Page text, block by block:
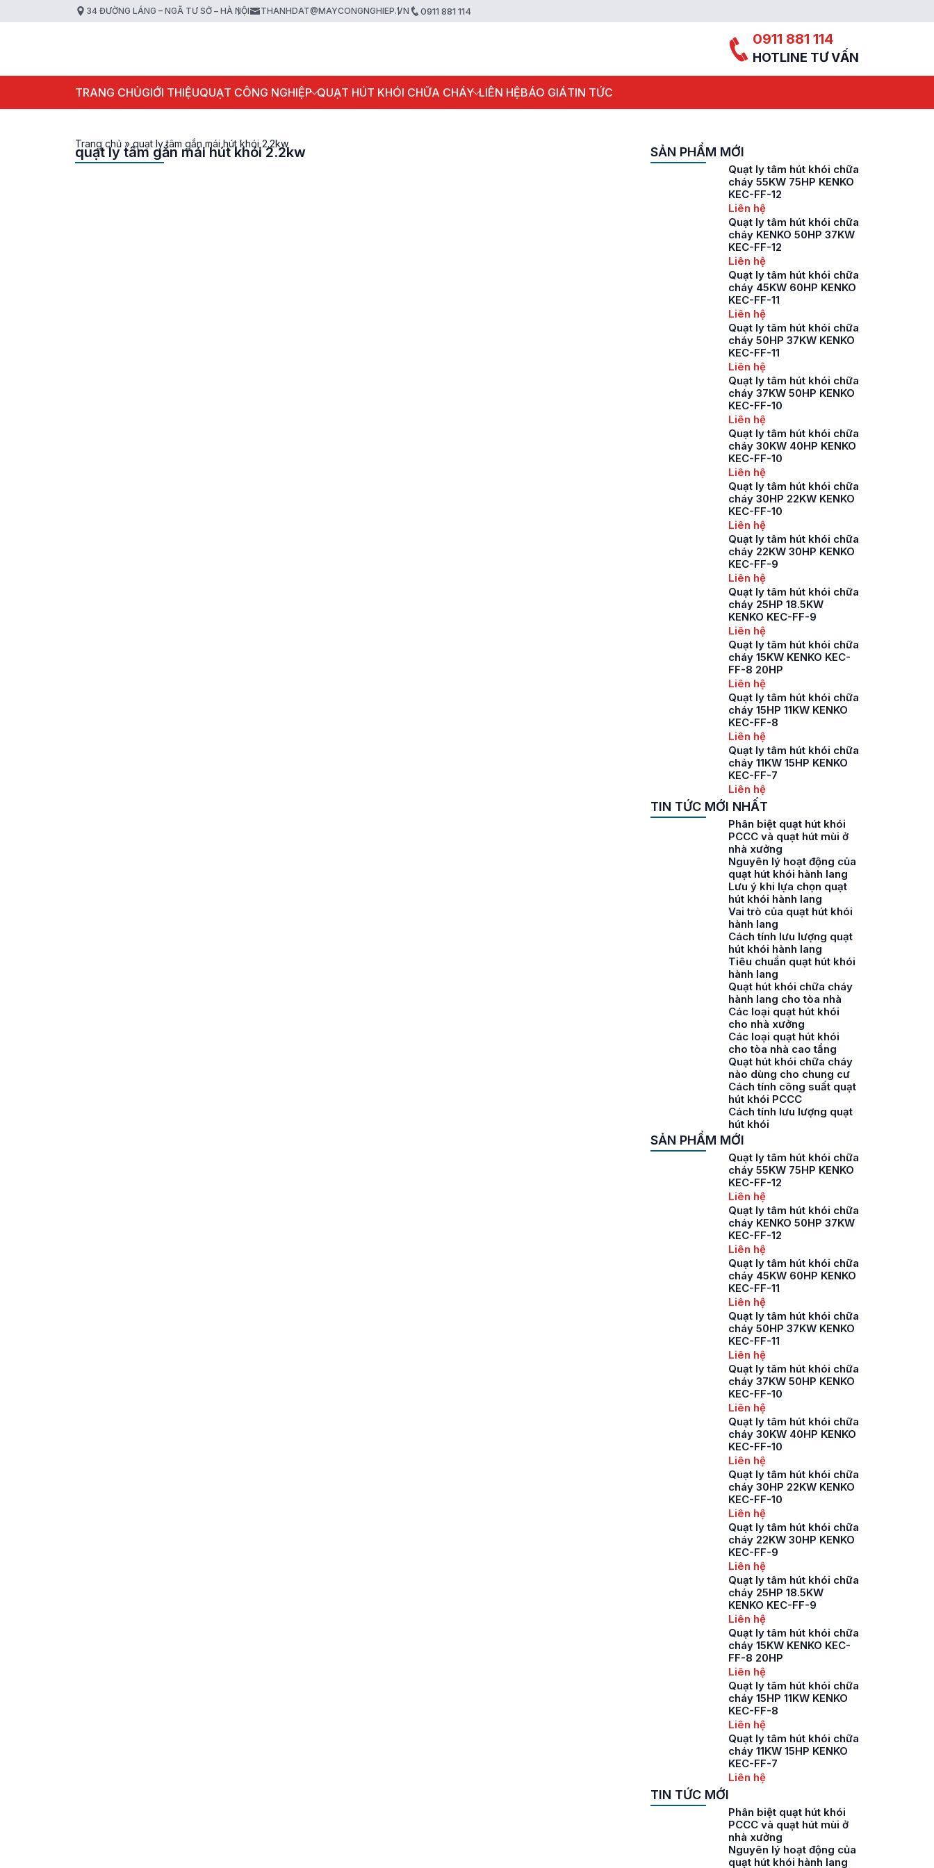
34 ĐƯỜNG LÁNG – NGÃ TƯ SỞ – HÀ NỘI THANHDAT@MAYCONGNGHIEP.VN 0911 881 114
0911 881 114
HOTLINE TƯ VẤN
TRANG CHỦGIỚI THIỆUQUẠT CÔNG NGHIỆP QUẠT HÚT KHÓI CHỮA CHÁY LIÊN HỆBÁO GIÁTIN TỨC
Trang chủ »quạt ly tâm gắn mái hút khói 2.2kw
quạt ly tâm gắn mái hút khói 2.2kw SẢN PHẨM MỚI
Quạt ly tâm hút khói chữa
cháy 55KW 75HP KENKO
KEC-FF-12
Liên hệ
Quạt ly tâm hút khói chữa
cháy KENKO 50HP 37KW
KEC-FF-12
Liên hệ
Quạt ly tâm hút khói chữa
cháy 45KW 60HP KENKO
KEC-FF-11
Liên hệ
Quạt ly tâm hút khói chữa
cháy 50HP 37KW KENKO
KEC-FF-11
Liên hệ
Quạt ly tâm hút khói chữa
cháy 37KW 50HP KENKO
KEC-FF-10
Liên hệ
Quạt ly tâm hút khói chữa
cháy 30KW 40HP KENKO
KEC-FF-10
Liên hệ
Quạt ly tâm hút khói chữa
cháy 30HP 22KW KENKO
KEC-FF-10
Liên hệ
Quạt ly tâm hút khói chữa
cháy 22KW 30HP KENKO
KEC-FF-9
Liên hệ
Quạt ly tâm hút khói chữa
cháy 25HP 18.5KW
KENKO KEC-FF-9
Liên hệ
Quạt ly tâm hút khói chữa
cháy 15KW KENKO KEC-
FF-8 20HP
Liên hệ
Quạt ly tâm hút khói chữa
cháy 15HP 11KW KENKO
KEC-FF-8
Liên hệ
Quạt ly tâm hút khói chữa
cháy 11KW 15HP KENKO
KEC-FF-7
Liên hệ
TIN TỨC MỚI NHẤT
Phân biệt quạt hút khói
PCCC và quạt hút mùi ở
nhà xưởng
Nguyên lý hoạt động của
quạt hút khói hành lang
Lưu ý khi lựa chọn quạt
hút khói hành lang
Vai trò của quạt hút khói
hành lang
Cách tính lưu lượng quạt
hút khói hành lang
Tiêu chuẩn quạt hút khói
hành lang
Quạt hút khói chữa cháy
hành lang cho tòa nhà
Các loại quạt hút khói
cho nhà xưởng
Các loại quạt hút khói
cho tòa nhà cao tầng
Quạt hút khói chữa cháy
nào dùng cho chung cư
Cách tính công suất quạt
hút khói PCCC
Cách tính lưu lượng quạt
hút khói
SẢN PHẨM MỚI
Quạt ly tâm hút khói chữa
cháy 55KW 75HP KENKO
KEC-FF-12
Liên hệ
Quạt ly tâm hút khói chữa
cháy KENKO 50HP 37KW
KEC-FF-12
Liên hệ
Quạt ly tâm hút khói chữa
cháy 45KW 60HP KENKO
KEC-FF-11
Liên hệ
Quạt ly tâm hút khói chữa
cháy 50HP 37KW KENKO
KEC-FF-11
Liên hệ
Quạt ly tâm hút khói chữa
cháy 37KW 50HP KENKO
KEC-FF-10
Liên hệ
Quạt ly tâm hút khói chữa
cháy 30KW 40HP KENKO
KEC-FF-10
Liên hệ
Quạt ly tâm hút khói chữa
cháy 30HP 22KW KENKO
KEC-FF-10
Liên hệ
Quạt ly tâm hút khói chữa
cháy 22KW 30HP KENKO
KEC-FF-9
Liên hệ
Quạt ly tâm hút khói chữa
cháy 25HP 18.5KW
KENKO KEC-FF-9
Liên hệ
Quạt ly tâm hút khói chữa
cháy 15KW KENKO KEC-
FF-8 20HP
Liên hệ
Quạt ly tâm hút khói chữa
cháy 15HP 11KW KENKO
KEC-FF-8
Liên hệ
Quạt ly tâm hút khói chữa
cháy 11KW 15HP KENKO
KEC-FF-7
Liên hệ
TIN TỨC MỚI
Phân biệt quạt hút khói
PCCC và quạt hút mùi ở
nhà xưởng
Nguyên lý hoạt động của
quạt hút khói hành lang